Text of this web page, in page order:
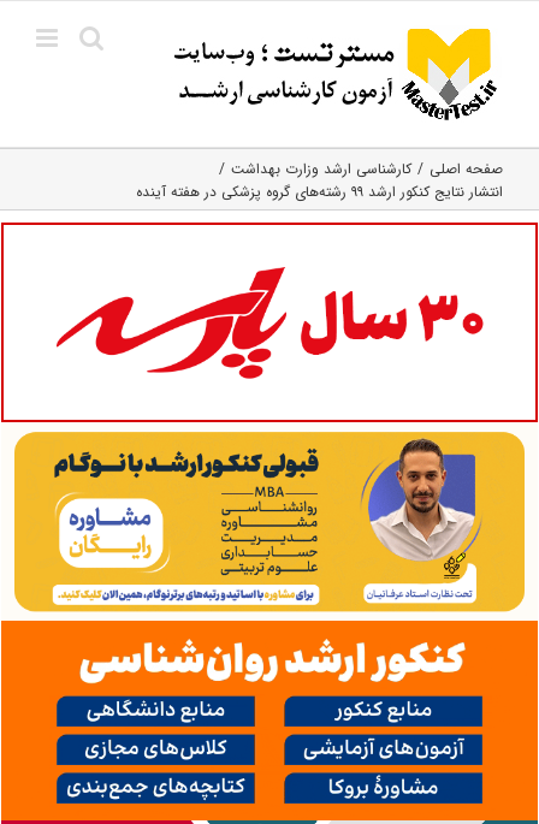
content
صفحه اصلی
کارشناسی ارشد وزارت بهداشت
انتشار نتایج کنکور ارشد ۹۹ رشته‌ھای گروه پزشکی در هفته آینده